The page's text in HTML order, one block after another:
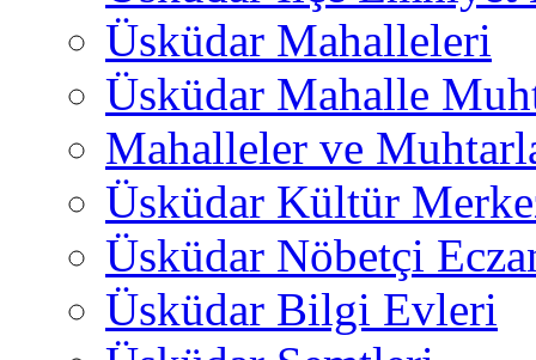
Üsküdar Mahalleleri
Üsküdar Mahalle
Mahalleler ve
Üsküdar Kültür
Üsküdar Nöbetçi
Üsküdar Bilgi Evleri